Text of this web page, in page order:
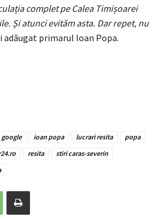
complet pe Calea Timișoarei
Și atunci evităm asta. Dar repet, nu
adăugat primarul Ioan Popa.
google ioan popa lucrari resita
popa
resita
stiri caras-severin